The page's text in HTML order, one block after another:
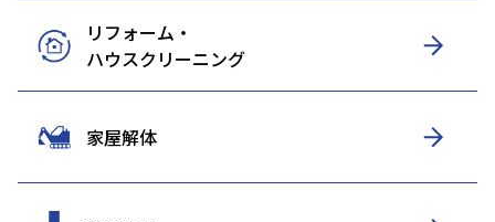
リフォーム・
ハウスクリーニング
家屋解体